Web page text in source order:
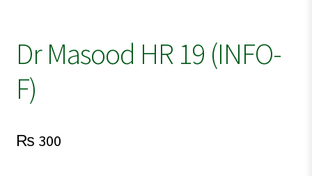
Dr Masood HR 19 (INFO-
F)
₨ 300